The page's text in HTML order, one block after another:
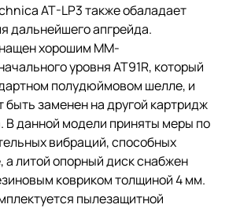
AT-LP3 также обаладает
дальнейшего апгрейда.
хорошим MM-
уровня AT91R, который
полудюймовом шелле, и
заменен на другой картридж
В данной модели приняты меры по
вибраций, способных
а литой опорный диск снабжен
ковриком толщиной 4 мм.
пылезащитной